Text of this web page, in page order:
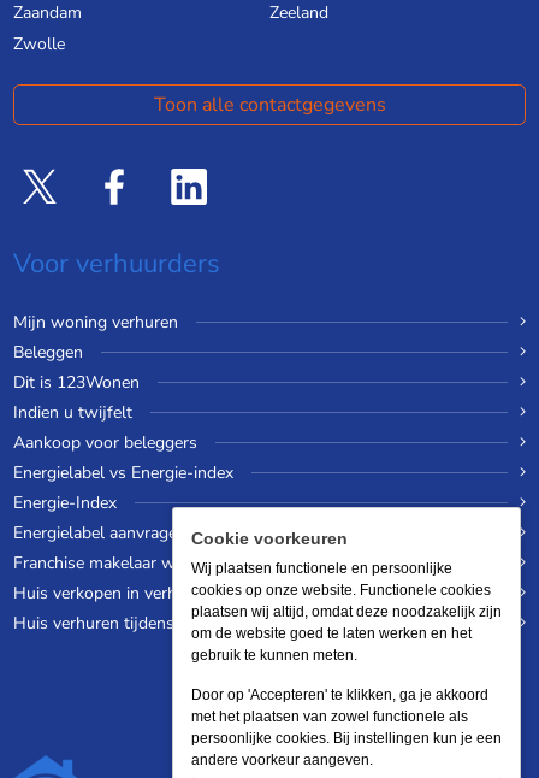
Zaandam
Zeeland
Zwolle
Toon alle contactgegevens
Voor verhuurders
Mijn woning verhuren
Beleggen
Dit is 123Wonen
Indien u twijfelt
Aankoop voor beleggers
Energielabel vs Energie-index
Energie-Index
Energielabel aanvragen
Franchise makelaar worden
Huis verkopen in verhuurde staat
Huis verhuren tijdens een wereldreis
Cookie voorkeuren
Wij plaatsen functionele en persoonlijke
cookies op onze website. Functionele cookies
plaatsen wij altijd, omdat deze noodzakelijk zijn
om de website goed te laten werken en het
gebruik te kunnen meten.
Door op 'Accepteren' te klikken, ga je akkoord
met het plaatsen van zowel functionele als
persoonlijke cookies. Bij instellingen kun je een
andere voorkeur aangeven.